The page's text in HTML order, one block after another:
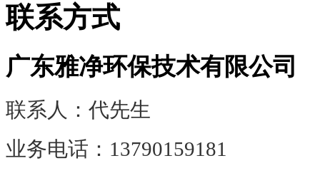
联系方式
广东雅净环保技术有限公司
联系人：代先生
业务电话：13790159181